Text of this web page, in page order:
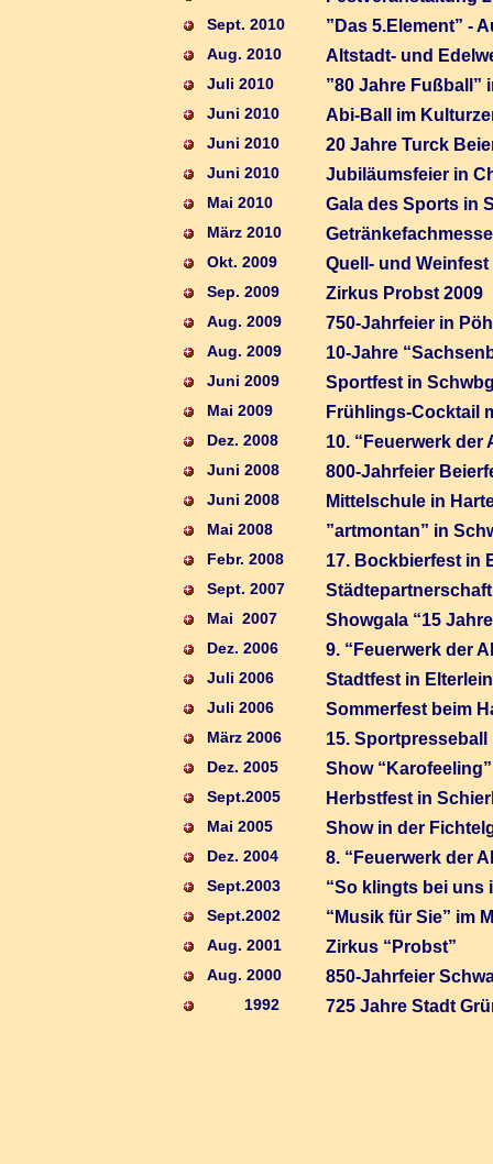
Sept. 2010 ”Das 5.Element” -
Aug. 2010 Altstadt- und
Juli 2010 ”80 Jahre Fußball”
Juni 2010 Abi-Ball im
Juni 2010 20 Jahre Turck
Juni 2010 Jubiläumsfeier in
Mai 2010 Gala des Sports in
März 2010
Okt. 2009 Quell- und
Sep. 2009 Zirkus Probst 2009
Aug. 2009 750-Jahrfeier in
Aug. 2009 10-Jahre
Juni 2009 Sportfest in
Mai 2009 Frühlings-Cocktail
Dez. 2008 10. “Feuerwerk
Juni 2008 800-Jahrfeier
Juni 2008 Mittelschule in
Mai 2008 ”artmontan” in
Febr. 2008 17. Bockbierfest in
Sept. 2007
Mai 2007 Showgala “15
Dez. 2006 9. “Feuerwerk der
Juli 2006 Stadtfest in
Juli 2006 Sommerfest beim
März 2006 15. Sportpresseball
Dez. 2005 Show
Sept.2005 Herbstfest in
Mai 2005 Show in der
Dez. 2004 8. “Feuerwerk der
Sept.2003 “So klingts bei uns
Sept.2002 “Musik für Sie” im
Aug. 2001 Zirkus “Probst”
Aug. 2000 850-Jahrfeier
1992 725 Jahre Stadt